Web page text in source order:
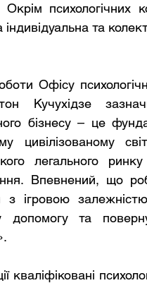
психологічних
та
Офісу
Кучухідзе
бізнесу – це
цивілізованому
легального
Впевнений, що
ігровою
допомогу та
кваліфіковані